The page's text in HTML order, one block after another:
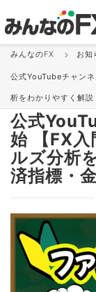
お
みんなのFX お知
公式YouTubeチャン
析をわかりやすく解
お知らせ
公式
始 【FX入
ルズ分析
済指標・